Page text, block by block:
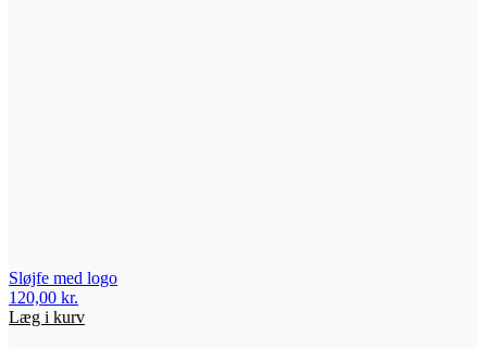
Sløjfe med logo
120,00 kr.
Læg i kurv